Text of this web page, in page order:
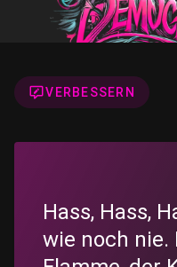
VERBESSERN
Hass, Hass,
wie noch nie.